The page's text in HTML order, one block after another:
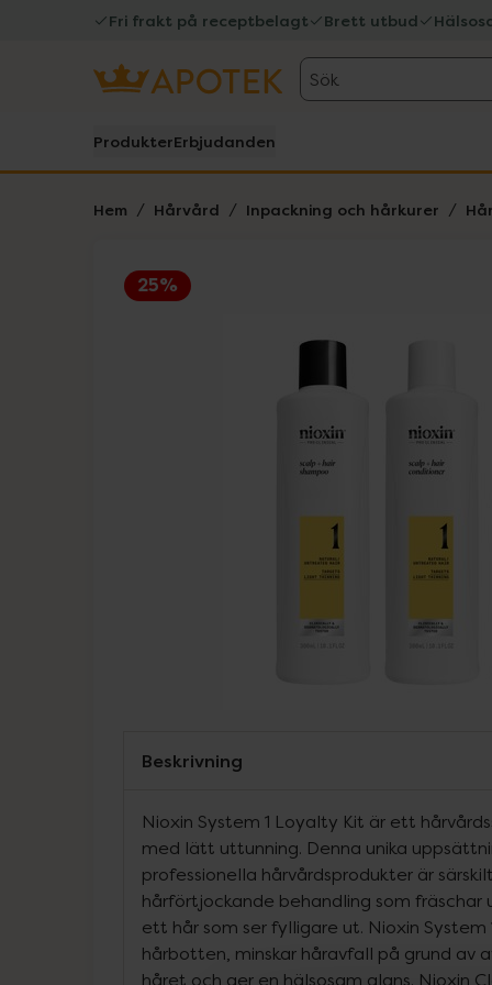
Fri frakt på receptbelagt Brett utbud
Sök
ProdukterErbjudanden
Hem Hårvård Inpackning och hårkurer
25%
Lista: . Innehåller 1 objekt.
Beskrivning
Nioxin System 1 Loyalty Kit är ett
med lätt uttunning. Denna unika
professionella hårvårdsprodukter är
hårförtjockande behandling som
ett hår som ser fylligare ut. Nioxin System
hårbotten, minskar håravfall på grund av
håret och ger en hälsosam glans. Nioxin